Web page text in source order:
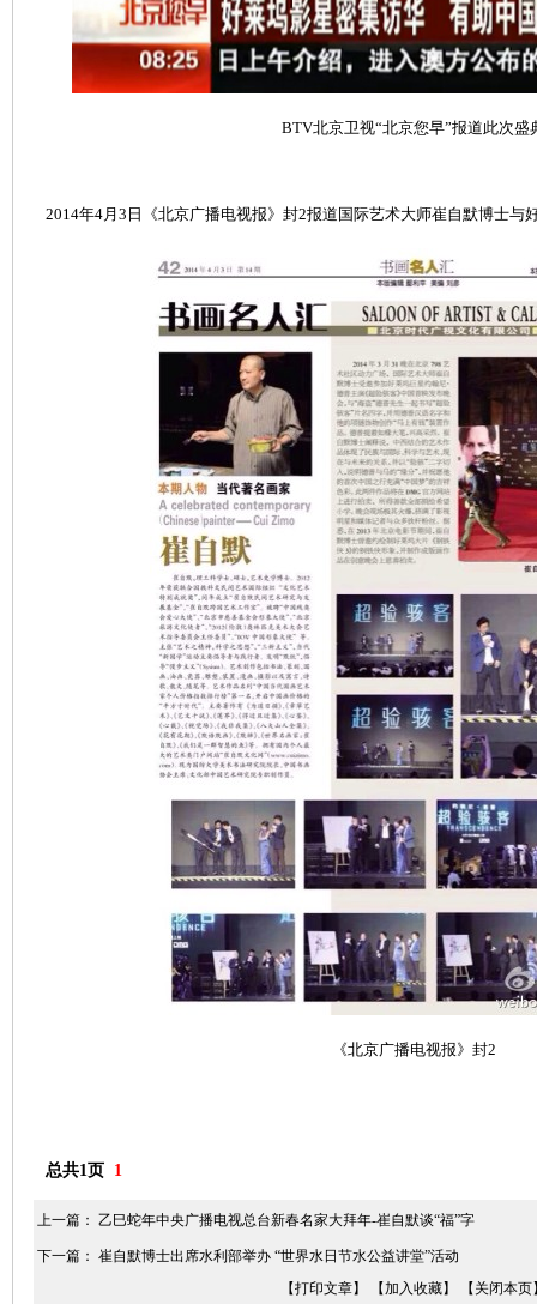
BTV北京卫视“北京您早”报道此次盛
2014年4月3日《北京广播电视报》封2报道国际艺术大师崔自默博士与
《北京广播电视报》封2
总共1页 1
上一篇： 乙巳蛇年中央广播电视总台新春名家大拜年-崔自默谈“福”字
下一篇： 崔自默博士出席水利部举办 “世界水日节水公益讲堂”活动
【打印文章】
【加入收藏】 【关闭本页